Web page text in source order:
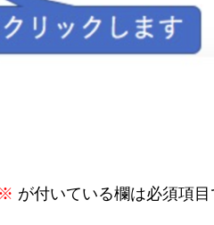
※ が付いている欄は必須項